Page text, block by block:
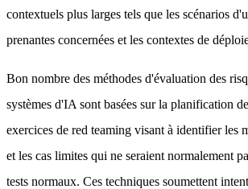
contextuels plus larges tels que les scénarios
prenantes concernées et les contextes de
Bon nombre des méthodes d'évaluation des
systèmes d'IA sont basées sur la planification
exercices de red teaming visant à identifier les
et les cas limites qui ne seraient normalement
tests normaux. Ces techniques soumettent